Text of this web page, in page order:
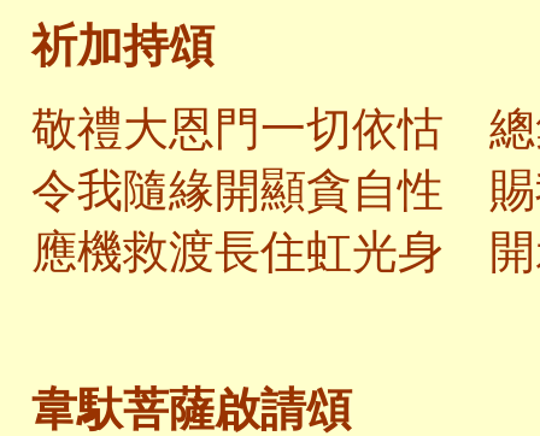
祈加持頌
敬禮大恩門一切依怙 總
令我隨緣開顯貪自性 賜
應機救渡長住虹光身
韋馱菩薩啟請頌